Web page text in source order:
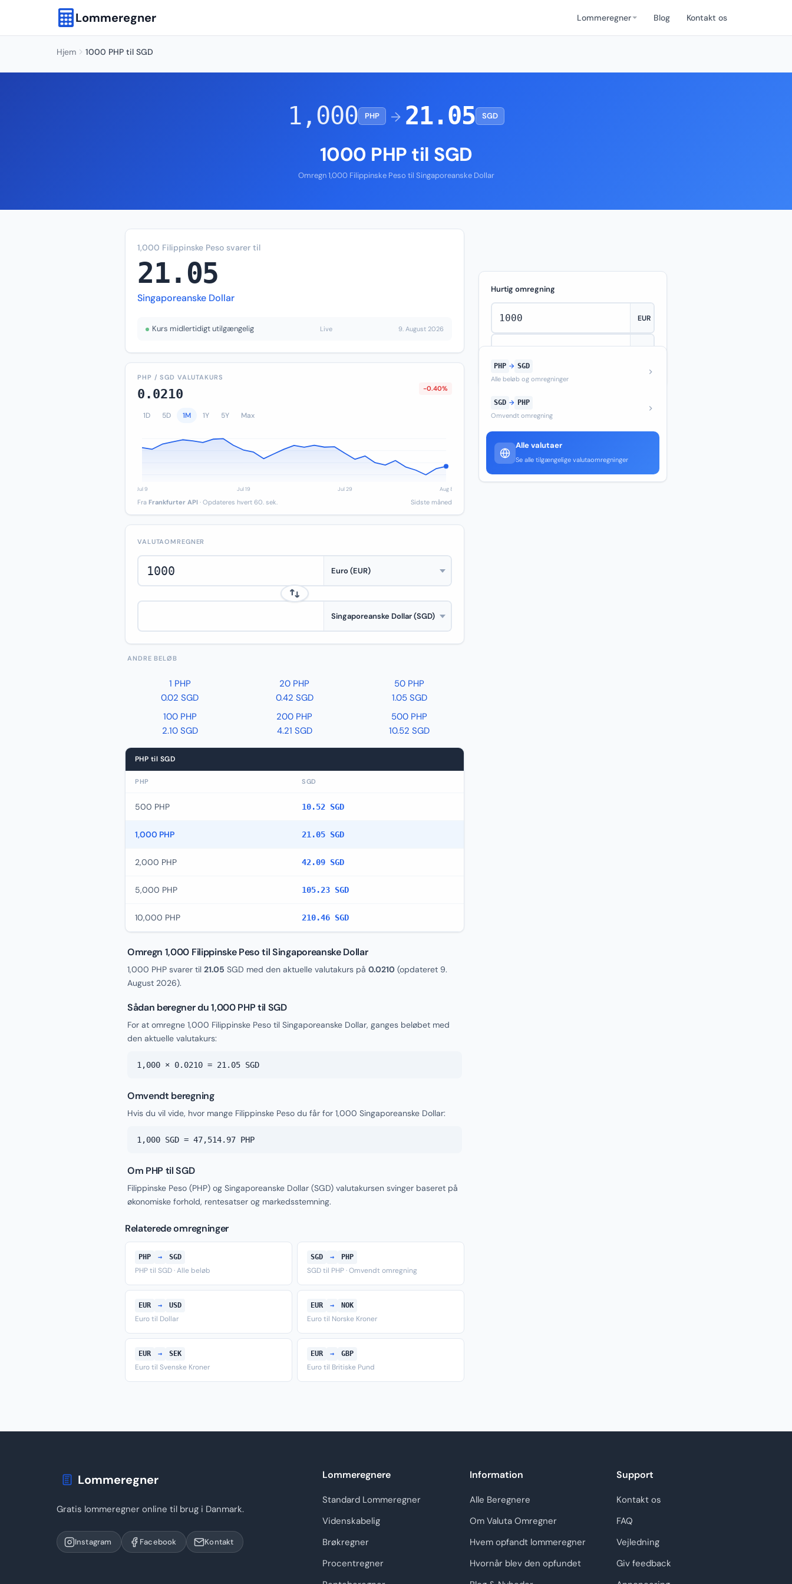
Lommeregner Lommeregner Blog Kontakt os
Hjem 1000 PHP til SGD
1,000 PHP → 21.05 SGD
1000 PHP til SGD
Omregn 1,000 Filippinske Peso til Singaporeanske Dollar
1,000 Filippinske Peso svarer til
21.05
Singaporeanske Dollar
Kurs midlertidigt utilgængelig Live 9. August 2026
PHP / SGD VALUTAKURS
0.0210 -0.40%
1D 5D 1M 1Y 5Y Max
Fra Frankfurter API · Opdateres hvert 60. sek. Sidste måned
VALUTAOMREGNER
ANDRE BELØB
1 PHP
0.02 SGD
20 PHP
0.42 SGD
50 PHP
1.05 SGD
100 PHP
2.10 SGD
200 PHP
4.21 SGD
500 PHP
10.52 SGD
PHP til SGD
PHP SGD
500 PHP 10.52 SGD
1,000 PHP 21.05 SGD
2,000 PHP 42.09 SGD
5,000 PHP 105.23 SGD
10,000 PHP 210.46 SGD
Omregn 1,000 Filippinske Peso til Singaporeanske Dollar
1,000 PHP svarer til 21.05 SGD med den aktuelle valutakurs på 0.0210 (opdateret 9.
August 2026).
Sådan beregner du 1,000 PHP til SGD
For at omregne 1,000 Filippinske Peso til Singaporeanske Dollar, ganges beløbet med
den aktuelle valutakurs:
1,000 × 0.0210 = 21.05 SGD
Omvendt beregning
Hvis du vil vide, hvor mange Filippinske Peso du får for 1,000 Singaporeanske Dollar:
1,000 SGD = 47,514.97 PHP
Om PHP til SGD
Filippinske Peso (PHP) og Singaporeanske Dollar (SGD) valutakursen svinger baseret på
økonomiske forhold, rentesatser og markedsstemning.
Relaterede omregninger
PHP → SGD
PHP til SGD · Alle beløb
SGD → PHP
SGD til PHP · Omvendt omregning
EUR → USD
Euro til Dollar
EUR → NOK
Euro til Norske Kroner
EUR → SEK
Euro til Svenske Kroner
EUR → GBP
Euro til Britiske Pund
Hurtig omregning
PHP → SGD
Alle beløb og omregninger
SGD → PHP
Omvendt omregning
Alle valutaer
Se alle tilgængelige valutaomregninger
Lommeregner
Gratis lommeregner online til brug i Danmark.
Instagram Facebook Kontakt
Lommeregnere
Standard Lommeregner
Videnskabelig
Brøkregner
Procentregner
Information
Alle Beregnere
Om Valuta Omregner
Hvem opfandt lommeregner
Hvornår blev den opfundet
Support
Kontakt os
FAQ
Vejledning
Giv feedback